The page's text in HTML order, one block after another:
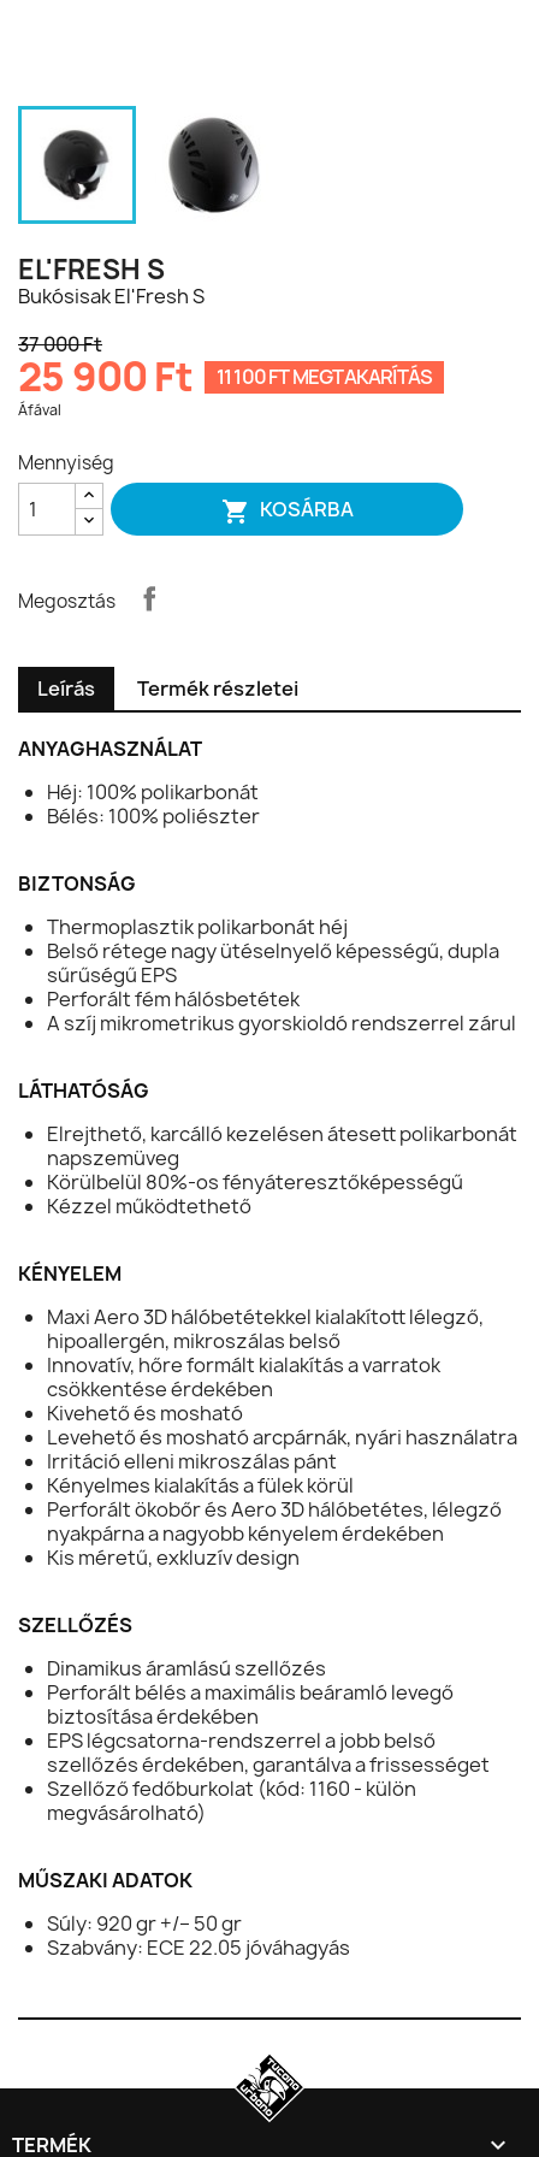
EL'FRESH S
Bukósisak El'Fresh S
37 000 Ft
25 900 Ft 11 100 FT MEGTAKARÍTÁS
Áfával
Mennyiség
 KOSÁRBA
Megosztás
Leírás Termék részletei
ANYAGHASZNÁLAT
Héj: 100% polikarbonát
Bélés: 100% poliészter
BIZTONSÁG
Thermoplasztik polikarbonát héj
Belső rétege nagy ütéselnyelő képességű, dupla
sűrűségű EPS
Perforált fém hálósbetétek
A szíj mikrometrikus gyorskioldó rendszerrel zárul
LÁTHATÓSÁG
Elrejthető, karcálló kezelésen átesett polikarbonát
napszemüveg
Körülbelül 80%-os fényáteresztőképességű
Kézzel működtethető
KÉNYELEM
Maxi Aero 3D hálóbetétekkel kialakított lélegző,
hipoallergén, mikroszálas belső
Innovatív, hőre formált kialakítás a varratok
csökkentése érdekében
Kivehető és mosható
Levehető és mosható arcpárnák, nyári használatra
Irritáció elleni mikroszálas pánt
Kényelmes kialakítás a fülek körül
Perforált ökobőr és Aero 3D hálóbetétes, lélegző
nyakpárna a nagyobb kényelem érdekében
Kis méretű, exkluzív design
SZELLŐZÉS
Dinamikus áramlású szellőzés
Perforált bélés a maximális beáramló levegő
biztosítása érdekében
EPS légcsatorna-rendszerrel a jobb belső
szellőzés érdekében, garantálva a frissességet
Szellőző fedőburkolat (kód: 1160 - külön
megvásárolható)
MŰSZAKI ADATOK
Súly: 920 gr +/– 50 gr
Szabvány: ECE 22.05 jóváhagyás
TERMÉK 